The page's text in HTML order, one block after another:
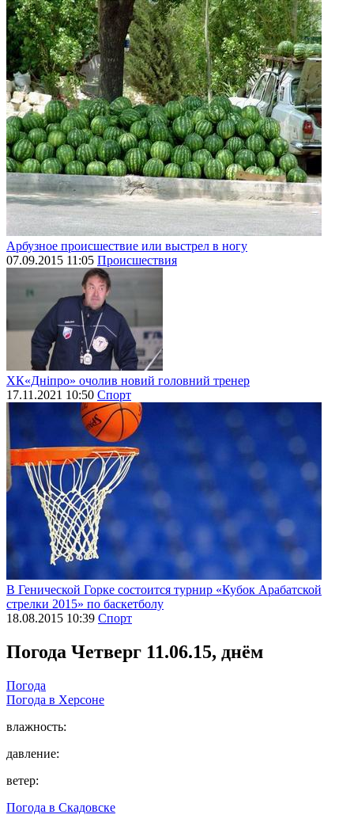
Арбузное происшествие или выстрел в ногу
07.09.2015 11:05 Происшествия
ХК«Дніпро» очолив новий головний тренер
17.11.2021 10:50 Спорт
В Генической Горке состоится турнир «Кубок Арабатской
стрелки 2015» по баскетболу
18.08.2015 10:39 Спорт
Погода Четверг 11.06.15, днём
Погода
Погода в Херсоне
влажность:
давление:
ветер:
Погода в Скадовске